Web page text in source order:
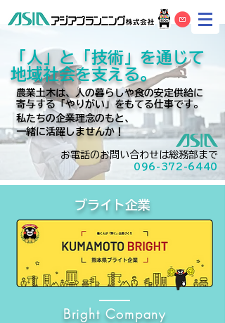
「人」と「技術」を通じて
地域社会を支える。
農業土木は、人の暮らしや食の安定供給に
寄与する「やりがい」をもてる仕事です。
お電話のお問い合わせは総務部まで
私たちの企業理念のもと、
一緒に活躍しませんか！
096-372-6440
ブライト企業
Bright Company